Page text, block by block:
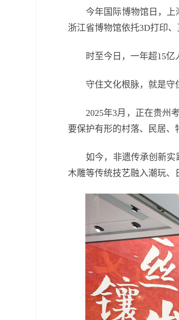
今年国际博物馆日，上海
浙江省博物馆依托3D打印
时至今日，一年超15亿人
守住文化根脉，就是守
2025年3月，正在贵州考
要保护有形的村落、民居
如今，非遗传承创新实践
木雕等传统技艺融入潮玩、